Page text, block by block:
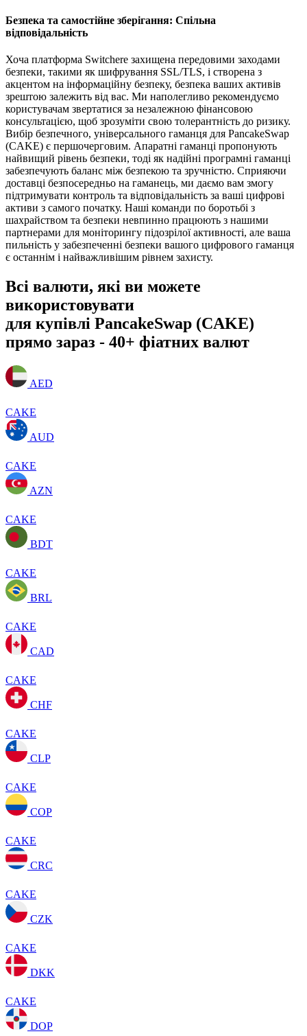
Безпека та самостійне зберігання: Спільна
відповідальність
Хоча платформа Switchere захищена передовими заходами
безпеки, такими як шифрування SSL/TLS, і створена з
акцентом на інформаційну безпеку, безпека ваших активів
зрештою залежить від вас. Ми наполегливо рекомендуємо
користувачам звертатися за незалежною фінансовою
консультацією, щоб зрозуміти свою толерантність до ризику.
Вибір безпечного, універсального гаманця для PancakeSwap
(CAKE) є першочерговим. Апаратні гаманці пропонують
найвищий рівень безпеки, тоді як надійні програмні гаманці
забезпечують баланс між безпекою та зручністю. Сприяючи
доставці безпосередньо на гаманець, ми даємо вам змогу
підтримувати контроль та відповідальність за ваші цифрові
активи з самого початку. Наші команди по боротьбі з
шахрайством та безпеки невпинно працюють з нашими
партнерами для моніторингу підозрілої активності, але ваша
пильність у забезпеченні безпеки вашого цифрового гаманця
є останнім і найважливішим рівнем захисту.
Всі валюти, які ви можете
використовувати
для купівлі PancakeSwap (CAKE)
прямо зараз - 40+ фіатних валют
AED
CAKE
AUD
CAKE
AZN
CAKE
BDT
CAKE
BRL
CAKE
CAD
CAKE
CHF
CAKE
CLP
CAKE
COP
CAKE
CRC
CAKE
CZK
CAKE
DKK
CAKE
DOP